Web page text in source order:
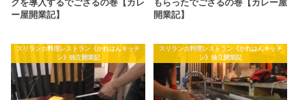
ー屋開業記】
開業記】
スリランカ料理レストラン《かれはんキッチ
ン》独立開業記
スリランカ料理レストラン《かれはんキッチ
ン》独立開業記